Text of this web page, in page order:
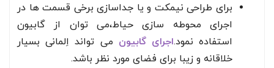
برای طراحی نیمکت و یا جداسازی برخی قسمت ها در
اجرای محوطه سازی حیاط،می توان از گابیون
استفاده نمود.اجرای گابیون می تواند اِلمانی بسیار
خلاقانه و زیبا برای فضای مورد نظر باشد.